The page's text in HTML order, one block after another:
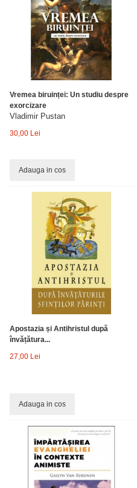
Vremea biruinței: Un studiu despre
exorcizare
Vladimir Pustan
30,00 Lei
Adauga in cos
Apostazia și Antihristul după
învățătura...
27,00 Lei
Adauga in cos